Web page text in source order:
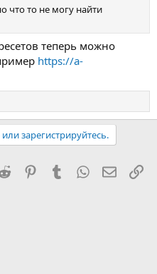
что то не могу найти
теперь можно
https://a-
зарегистрируйтесь.
Reddit PinterestTumblr WhatsApp